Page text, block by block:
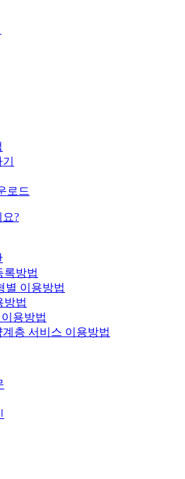
로드
요?
록방법
별 이용방법
방법
용방법
계층 서비스 이용방법